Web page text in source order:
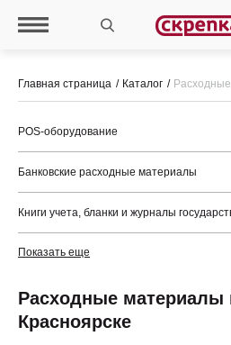
Главная страница Каталог
Расходные материалы
Красноярске
POS-оборудование
Банковские расходные материалы
Книги учета, бланки и журналы
Показать еще